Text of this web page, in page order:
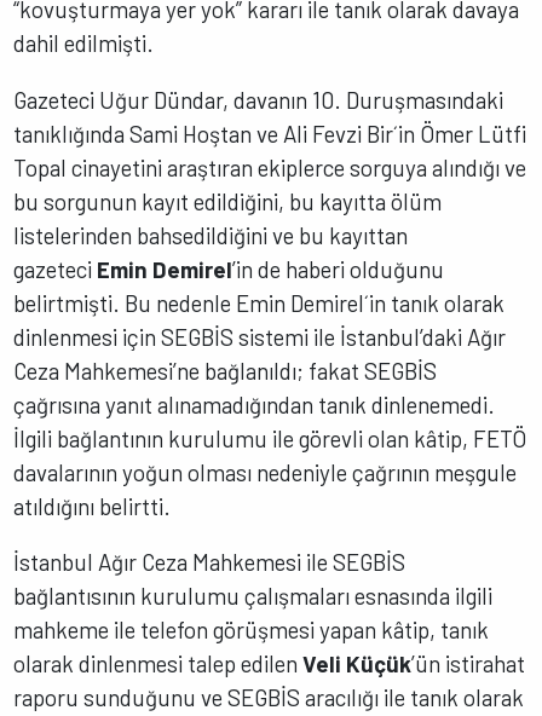
“kovuşturmaya yer yok” kararı ile tanık olarak davaya
dahil edilmişti.
Gazeteci Uğur Dündar, davanın 10. Duruşmasındaki
tanıklığında Sami Hoştan ve Ali Fevzi Bir´in Ömer Lütfi
Topal cinayetini araştıran ekiplerce sorguya alındığı ve
bu sorgunun kayıt edildiğini, bu kayıtta ölüm
listelerinden bahsedildiğini ve bu kayıttan
gazeteci Emin Demirel’in de haberi olduğunu
belirtmişti. Bu nedenle Emin Demirel´in tanık olarak
dinlenmesi için SEGBİS sistemi ile İstanbul’daki Ağır
Ceza Mahkemesi’ne bağlanıldı; fakat SEGBİS
çağrısına yanıt alınamadığından tanık dinlenemedi.
İlgili bağlantının kurulumu ile görevli olan kâtip, FETÖ
davalarının yoğun olması nedeniyle çağrının meşgule
atıldığını belirtti.
İstanbul Ağır Ceza Mahkemesi ile SEGBİS
bağlantısının kurulumu çalışmaları esnasında ilgili
mahkeme ile telefon görüşmesi yapan kâtip, tanık
olarak dinlenmesi talep edilenVeli Küçük’ün istirahat
raporu sunduğunu ve SEGBİS aracılığı ile tanık olarak